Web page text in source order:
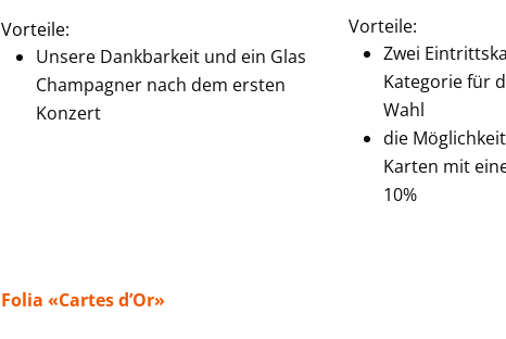
Vorteile:
Unsere Dankbarkeit und ein Glas
Champagner nach dem ersten
Konzert
Vorteile:
Zwei
Kategorie für
Wahl
die
Karten mit
10%
Folia «Cartes d’Or»